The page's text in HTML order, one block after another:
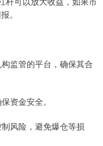
。
监管的平台，确保其合
资金安全。
风险，避免爆仓等损